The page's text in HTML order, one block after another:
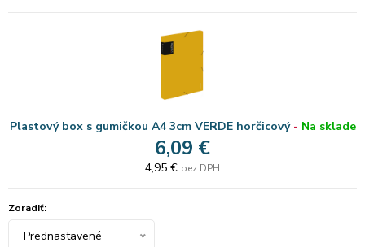
Plastový box s gumičkou A4 3cm VERDE horčicový- Na sklade
6,09 €
4,95 € bez DPH
Zoradiť:
Prednastavené